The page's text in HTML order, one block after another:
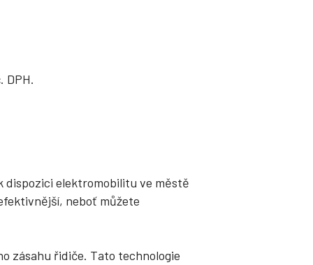
DPH.
dispozici elektromobilitu ve městě
neboť můžete
zásahu řidiče. Tato technologie